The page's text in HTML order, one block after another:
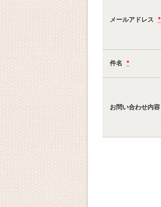
メールアドレス *
件名 *
お問い合わせ内容